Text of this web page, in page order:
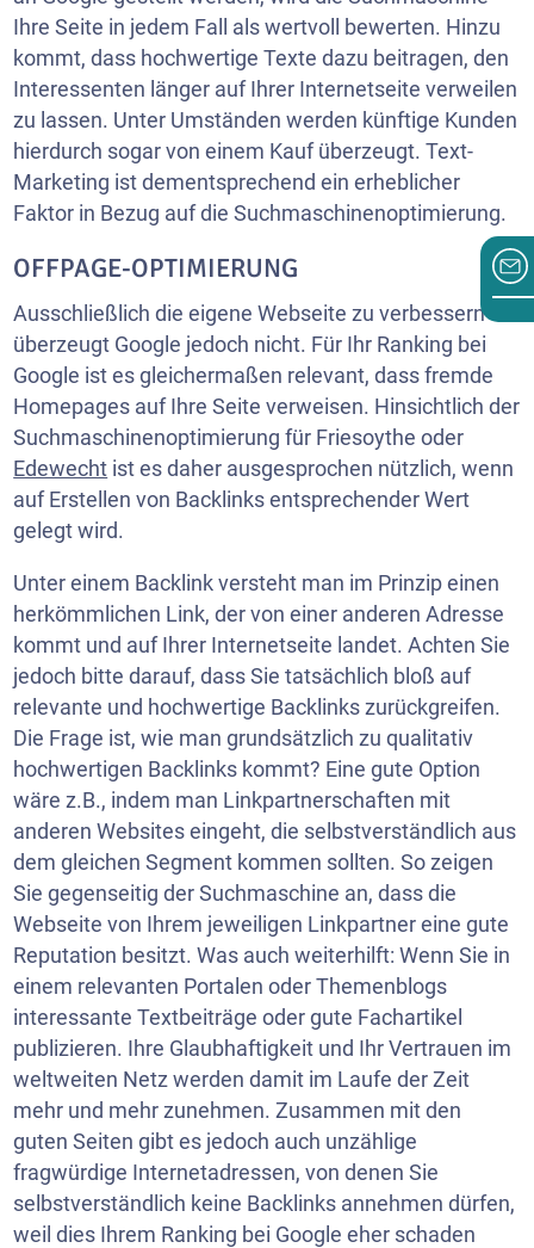
Ihre Seite in jedem Fall als wertvoll bewerten. Hinzu
kommt, dass hochwertige Texte dazu beitragen, den
Interessenten länger auf Ihrer Internetseite verweilen
zu lassen. Unter Umständen werden künftige Kunden
hierdurch sogar von einem Kauf überzeugt. Text-
Marketing ist dementsprechend ein erheblicher
Faktor in Bezug auf die Suchmaschinenoptimierung.
OFFPAGE-OPTIMIERUNG
Ausschließlich die eigene Webseite zu verbessern
überzeugt Google jedoch nicht. Für Ihr Ranking bei
Google ist es gleichermaßen relevant, dass fremde
Homepages auf Ihre Seite verweisen. Hinsichtlich der
Suchmaschinenoptimierung für Friesoythe oder
Edewecht ist es daher ausgesprochen nützlich, wenn
auf Erstellen von Backlinks entsprechender Wert
gelegt wird.
Unter einem Backlink versteht man im Prinzip einen
herkömmlichen Link, der von einer anderen Adresse
kommt und auf Ihrer Internetseite landet. Achten Sie
jedoch bitte darauf, dass Sie tatsächlich bloß auf
relevante und hochwertige Backlinks zurückgreifen.
Die Frage ist, wie man grundsätzlich zu qualitativ
hochwertigen Backlinks kommt? Eine gute Option
wäre z.B., indem man Linkpartnerschaften mit
anderen Websites eingeht, die selbstverständlich aus
dem gleichen Segment kommen sollten. So zeigen
Sie gegenseitig der Suchmaschine an, dass die
Webseite von Ihrem jeweiligen Linkpartner eine gute
Reputation besitzt. Was auch weiterhilft: Wenn Sie in
einem relevanten Portalen oder Themenblogs
interessante Textbeiträge oder gute Fachartikel
publizieren. Ihre Glaubhaftigkeit und Ihr Vertrauen im
weltweiten Netz werden damit im Laufe der Zeit
mehr und mehr zunehmen. Zusammen mit den
guten Seiten gibt es jedoch auch unzählige
fragwürdige Internetadressen, von denen Sie
selbstverständlich keine Backlinks annehmen dürfen,
weil dies Ihrem Ranking bei Google eher schaden